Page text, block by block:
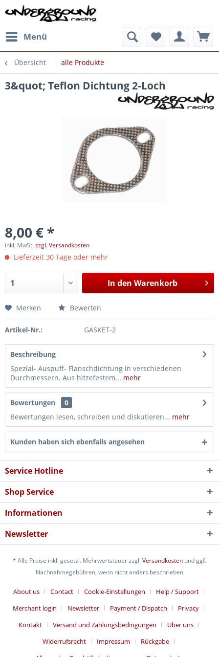
Menü
Übersicht alle Produkte
3&quot; Teflon Dichtung 2-Loch
8,00 € *
inkl. MwSt.zzgl. Versandkosten
Lieferzeit 30 Tage oder mehr
In den Warenkorb
Merken Bewerten
Artikel-Nr.: GASKET-2
Beschreibung
Spezial- Auspuff- Flanschdichtung in verschiedenen
Durchmessern. Aus hitzefestem... mehr
Bewertungen
0
Bewertungen lesen, schreiben und diskutieren... mehr
Kunden haben sich ebenfalls angesehen
Service Hotline
Shop Service
Informationen
Newsletter
* Alle Preise inkl. gesetzl. Mehrwertsteuer zzgl.Versandkosten und ggf.
Nachnahmegebühren, wenn nicht anders beschrieben
About us Contact Cookie-Einstellungen
Help / Support
Merchant login
Newsletter Payment / Dispatch
Privacy
Kontakt
Versand und Zahlungsbedingungen
Über uns
Widerrufsrecht
Impressum
Rückgabe